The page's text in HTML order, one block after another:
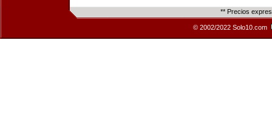
** Precios
© 2002/2022 Solo10.com